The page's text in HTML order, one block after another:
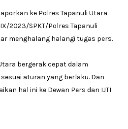
ke Polres Tapanuli Utara
2023/SPKT/Polres Tapanuli
menghalang halangi tugas pers.
bergerak cepat dalam
aturan yang berlaku. Dan
hal ini ke Dewan Pers dan IJTI